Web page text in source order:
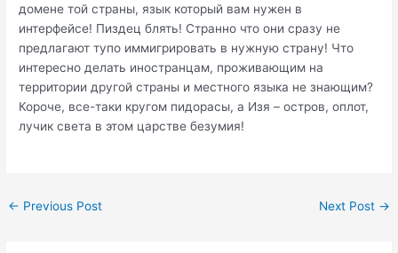
домене той страны, язык который вам нужен в
интерфейсе! Пиздец блять! Странно что они сразу не
предлагают тупо иммигрировать в нужную страну! Что
интересно делать иностранцам, проживающим на
территории другой страны и местного языка не знающим?
Короче, все-таки кругом пидорасы, а Изя – остров, оплот,
лучик света в этом царстве безумия!
Post
← Previous Post Next Post →